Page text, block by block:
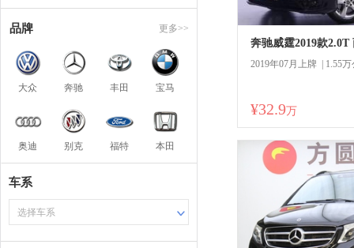
品牌 更多>>
大众 奔驰 丰田 宝马
奥迪 别克 福特 本田
车系
选择车系
奔驰威霆2019款2.0T
2019年07月上牌 | 1.55
¥32.9万
一口